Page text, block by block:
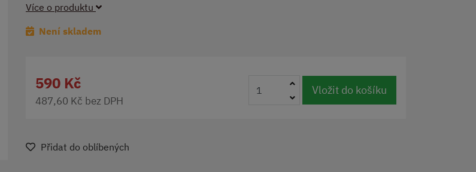
Více o produktu
Není skladem
590 Kč
487,60 Kč bez DPH
Vložit do košíku
Přidat do oblíbených